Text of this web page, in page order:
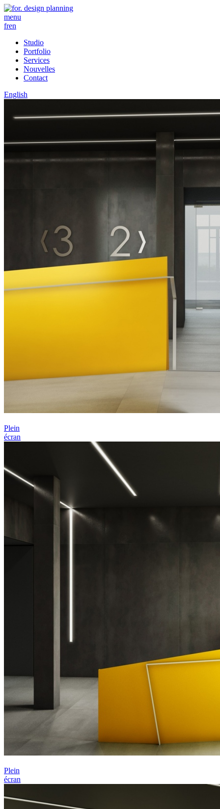
menu
fren
Studio
Portfolio
Services
Nouvelles
Contact
English
Plein
écran
Plein
écran